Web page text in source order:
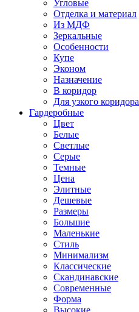
Угловые
Отделка и материал
Из МДФ
Зеркальные
Особенности
Купе
Эконом
Назначение
В коридор
Для узкого коридора
Гардеробные
Цвет
Белые
Светлые
Серые
Темные
Цена
Элитные
Дешевые
Размеры
Большие
Маленькие
Стиль
Минимализм
Классические
Скандинавские
Современные
Форма
Высокие